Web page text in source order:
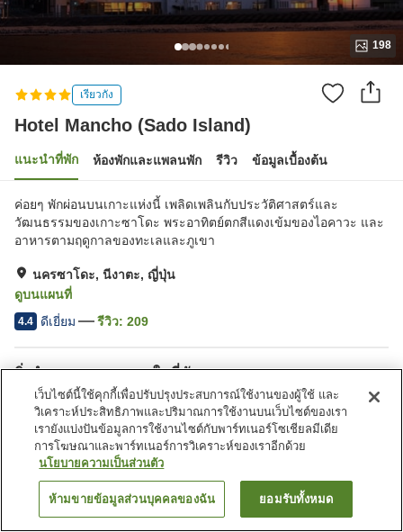
198
เรียวกัง
Hotel Mancho (Sado Island)
แนะนำที่พัก ห้องพักและแพลนพัก รีวิว ข้อมูลเบื้องต้น
ค่อยๆ พักผ่อนบนเกาะแห่งนี้ เพลิดเพลินกับประวัติศาสตร์และ
วัฒนธรรมของเกาะซาโดะ พระอาทิตย์ตกสีแดงเข้มของไอคาวะ และ
อาหารตามฤดูกาลของทะเลและภูเขา
นครซาโดะ, นีงาตะ, ญี่ปุ่น
ดูบนแผนที่
4.4 ดีเยี่ยม รีวิว: 209
สิ่งอำนวยความสะดวกในที่พัก
ที่จอดรถ
ตู้จำหน่ายอัตโนมัติ
ร้านค้า
ห้องประชุม
หน้าแรก ญี่ปุ่น นีงาตะ
Hotel Mancho (Sado Island)
ค้นหาห้องพัก
เว็บไซต์นี้ใช้คุกกี้เพื่อปรับปรุงประสบการณ์ใช้งานของผู้ใช้ และ
วิเคราะห์ประสิทธิภาพและปริมาณการใช้งานบนเว็บไซต์ของเรา
เรายังแบ่งปันข้อมูลการใช้งานไซต์กับพาร์ทเนอร์โซเชียลมีเดีย
การโฆษณาและพาร์ทเนอร์การวิเคราะห์ของเราอีกด้วย
นโยบายความเป็นส่วนตัว
ห้ามขายข้อมูลส่วนบุคคลของฉัน ยอมรับทั้งหมด